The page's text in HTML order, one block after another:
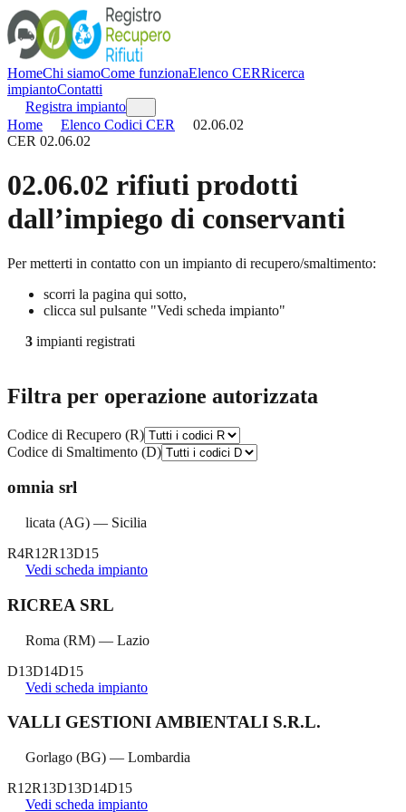
HomeChi siamoCome funzionaElenco CERRicerca
impiantoContatti
Registra impianto
Home
Elenco Codici CER
02.06.02
CER 02.06.02
02.06.02 rifiuti prodotti
dall’impiego di conservanti
Per metterti in contatto con un impianto di recupero/smaltimento:
scorri la pagina qui sotto,
clicca sul pulsante "Vedi scheda impianto"
3 impianti registrati
Filtra per operazione autorizzata
Codice di Recupero (R)
Codice di Smaltimento (D)
omnia srl
licata (AG) — Sicilia
R4R12R13D15
Vedi scheda impianto
RICREA SRL
Roma (RM) — Lazio
D13D14D15
Vedi scheda impianto
VALLI GESTIONI AMBIENTALI S.R.L.
Gorlago (BG) — Lombardia
R12R13D13D14D15
Vedi scheda impianto